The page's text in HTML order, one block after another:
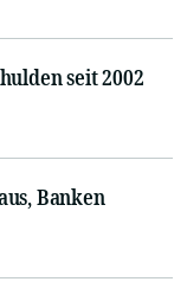
seit 2002
Banken